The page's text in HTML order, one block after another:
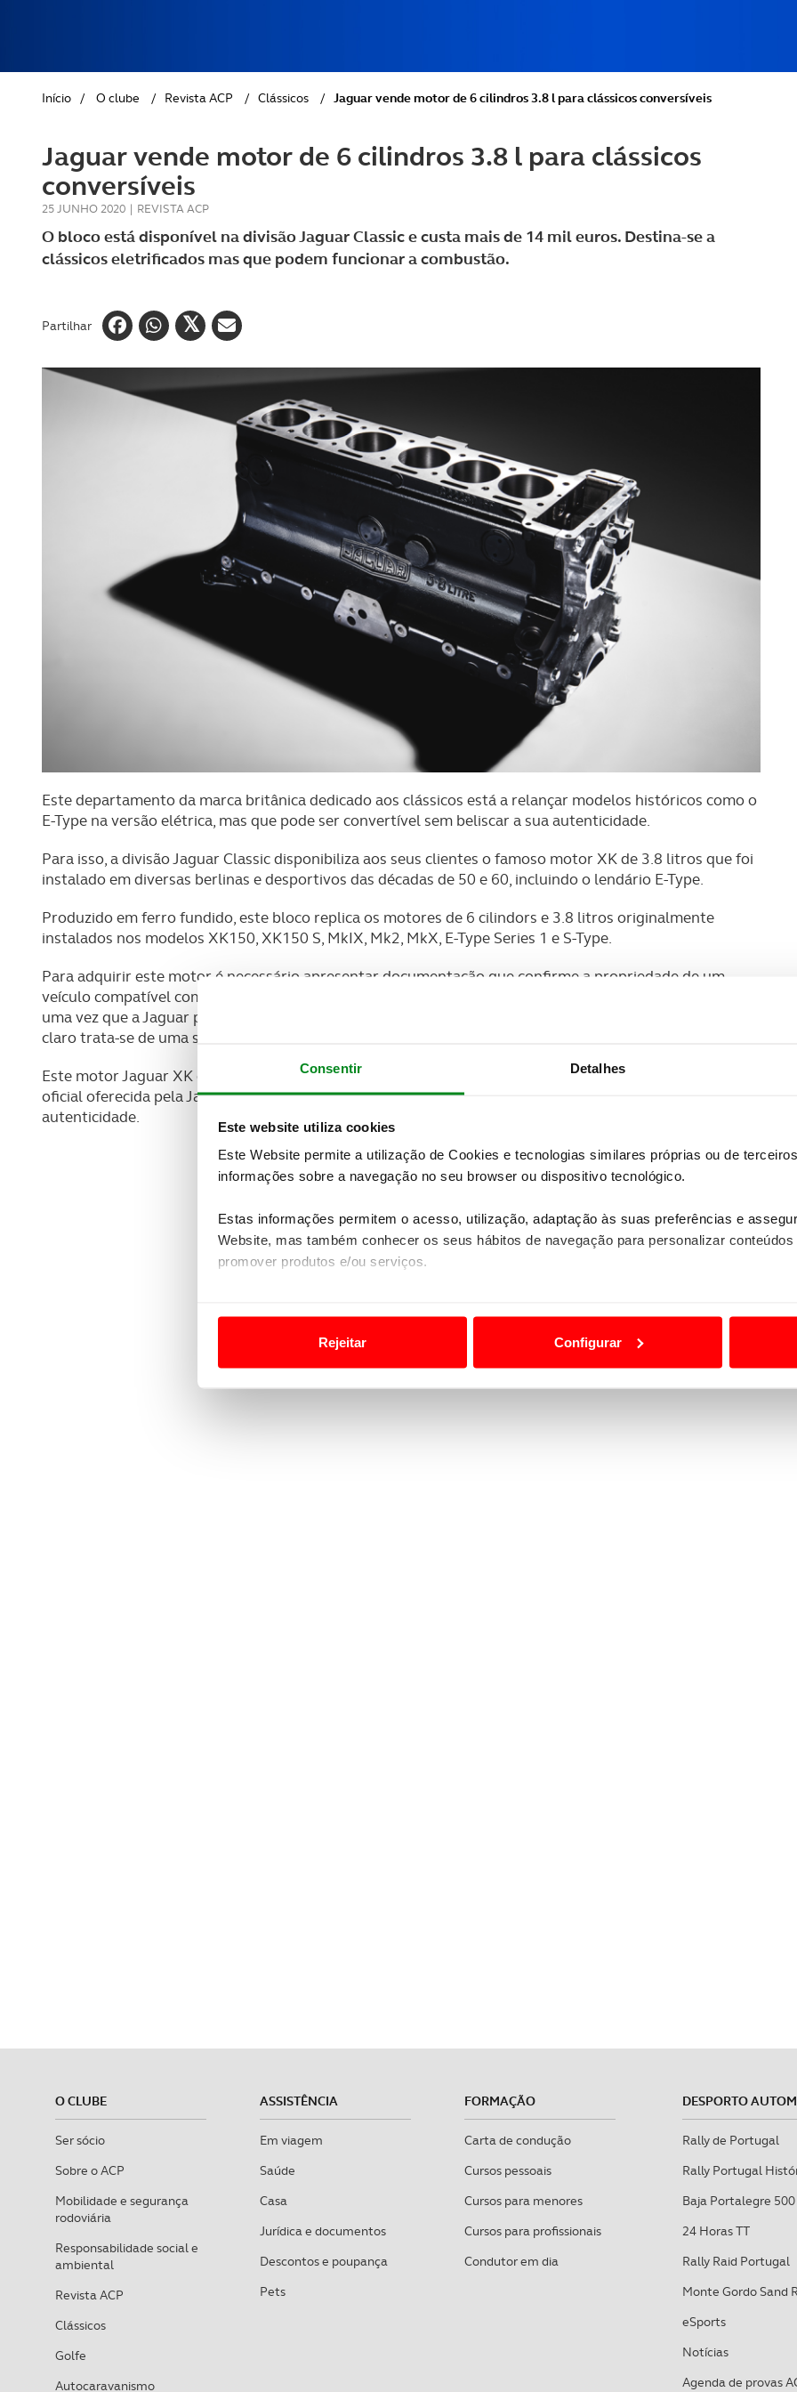
Consentir Detalhes
Este website utiliza cookies
Este Website permite a utilização de Cookies e tecnologias similares próprias ou de
informações sobre a navegação no seu browser ou dispositivo tecnológico.
Estas informações permitem o acesso, utilização, adaptação às suas preferências e
Website, mas também conhecer os seus hábitos de navegação para personalizar
promover produtos e/ou serviços.
Usamos cookies para melhorar a sua experiência digital, personalizar conteúdos e
funcionalidades de redes sociais, bem como para analisar dados de navegação no nosso
Adicionalmente partilhamos informação, relativa à sua utilização do nosso site de
Rejeitar Configurar
GOLFE
AUTOCARAVANISMO
Início / O clube / Revista ACP / Clássicos / Jaguar vende motor de 6 cilindros 3.8 l para clássicos conversíveis
Jaguar vende motor de 6 cilindros 3.8 l para clássicos
conversíveis
25 JUNHO 2020 | REVISTA ACP
O bloco está disponível na divisão Jaguar Classic e custa mais de 14 mil euros. Destina-se a
clássicos eletrificados mas que podem funcionar a combustão.
Partilhar
Este departamento da marca britânica dedicado aos clássicos está a relançar modelos históricos como o
E-Type na versão elétrica, mas que pode ser convertível sem beliscar a sua autenticidade.
Para isso, a divisão Jaguar Classic disponibiliza aos seus clientes o famoso motor XK de 3.8 litros que foi
instalado em diversas berlinas e desportivos das décadas de 50 e 60, incluindo o lendário E-Type.
Produzido em ferro fundido, este bloco replica os motores de 6 cilindors e 3.8 litros originalmente
instalados nos modelos XK150, XK150 S, MkIX, Mk2, MkX, E-Type Series 1 e S-Type.
Para adquirir este motor é necessário apresentar documentação que confirme a propriedade de um
veículo compatível com esse mesmo bloco e existe a possibilidade de manter o número de série original,
uma vez que a Jaguar pode marcá-lo na nova fundição, embora inclua um asterisco para deixar bem
claro trata-se de uma substituição. Os clientes podem ainda escolher uma nova numeração exclusiva.
Este motor Jaguar XK de 3,8 litros custa 14.300 euros (IVA incluído) e conta com uma garantia mínima
oficial oferecida pela Jaguar Classic de 12 meses de peças e acessórios, além de certificado de
autenticidade.
O CLUBE
Ser sócio
Sobre o ACP
Mobilidade e segurança
rodoviária
Responsabilidade social e
ambiental
Revista ACP
Clássicos
Golfe
Autocaravanismo
ASSISTÊNCIA
Em viagem
Saúde
Casa
Jurídica e documentos
Descontos e poupança
Pets
FORMAÇÃO
Carta de condução
Cursos pessoais
Cursos para menores
Cursos para profissionais
Condutor em dia
DESPORTO
Rally de Portugal
Rally Portugal
Baja Portalegre 500
24 Horas TT
Rally Raid Portugal
Monte Gordo Sand
eSports
Notícias
Agenda de provas